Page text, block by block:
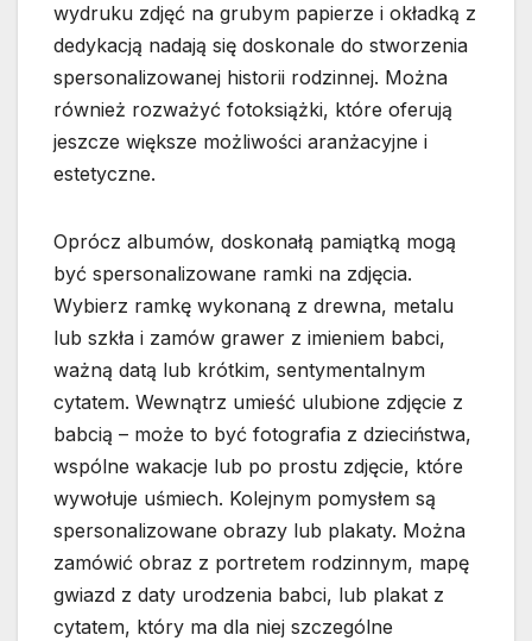
wydruku zdjęć na grubym papierze i okładką z
dedykacją nadają się doskonale do stworzenia
spersonalizowanej historii rodzinnej. Można
również rozważyć fotoksiążki, które oferują
jeszcze większe możliwości aranżacyjne i
estetyczne.
Oprócz albumów, doskonałą pamiątką mogą
być spersonalizowane ramki na zdjęcia.
Wybierz ramkę wykonaną z drewna, metalu
lub szkła i zamów grawer z imieniem babci,
ważną datą lub krótkim, sentymentalnym
cytatem. Wewnątrz umieść ulubione zdjęcie z
babcią – może to być fotografia z dzieciństwa,
wspólne wakacje lub po prostu zdjęcie, które
wywołuje uśmiech. Kolejnym pomysłem są
spersonalizowane obrazy lub plakaty. Można
zamówić obraz z portretem rodzinnym, mapę
gwiazd z daty urodzenia babci, lub plakat z
cytatem, który ma dla niej szczególne